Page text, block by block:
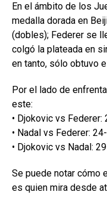
En el ámbito de los
medalla dorada en
(dobles); Federer se
colgó la plateada en
en tanto, sólo obtuvo
Por el lado de
este:
• Djokovic vs Federer:
• Nadal vs Federer:
• Djokovic vs Nadal:
Se puede notar cómo
es quien mira desde